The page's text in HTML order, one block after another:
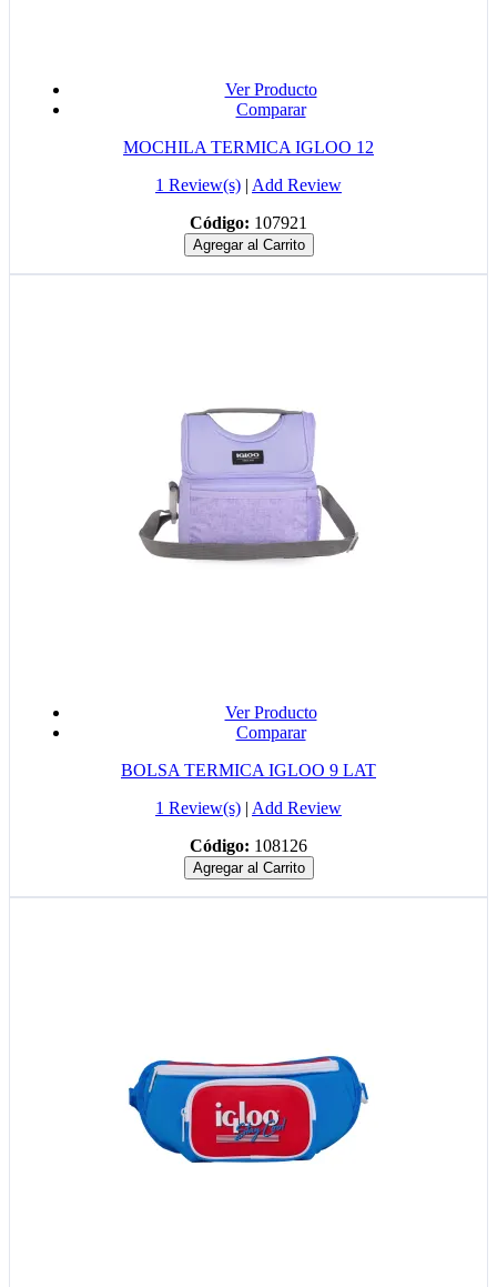
Ver Producto
Comparar
MOCHILA TERMICA IGLOO 12
1 Review(s) | Add Review
Código: 107921
Agregar al Carrito
Ver Producto
Comparar
BOLSA TERMICA IGLOO 9 LAT
1 Review(s) | Add Review
Código: 108126
Agregar al Carrito